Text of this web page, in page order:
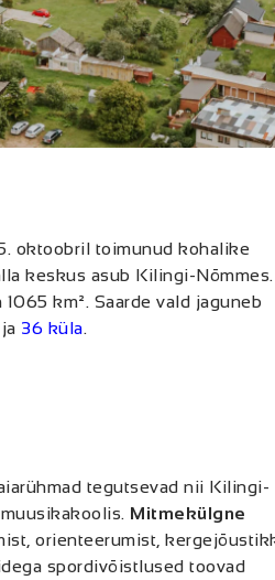
oktoobril toimunud kohalike
keskus asub Kilingi-Nõmmes.
km². Saarde vald jaguneb
ja 36 küla.
tegutsevad nii Kilingi-
Mitmekülgne
orienteerumist,
spordivõistlused toovad